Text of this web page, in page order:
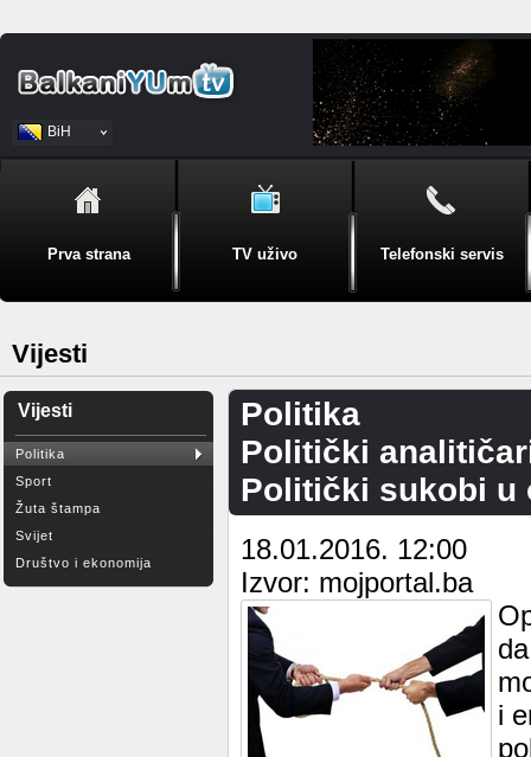
BiH
Srpski
Prva strana TV uživo Telefonski servis
Vijesti
Vijesti
Politika
Sport
Žuta štampa
Svijet
Društvo i ekonomija
Politika
Politički
Politički sukobi u
18.01.2016. 12:00
Izvor: mojportal.ba
i